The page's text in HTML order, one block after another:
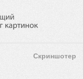
Скриншотер